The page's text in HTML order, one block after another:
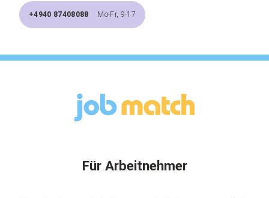
+4940 87408088 Mo-Fr, 9-17
Für Arbeitnehmer